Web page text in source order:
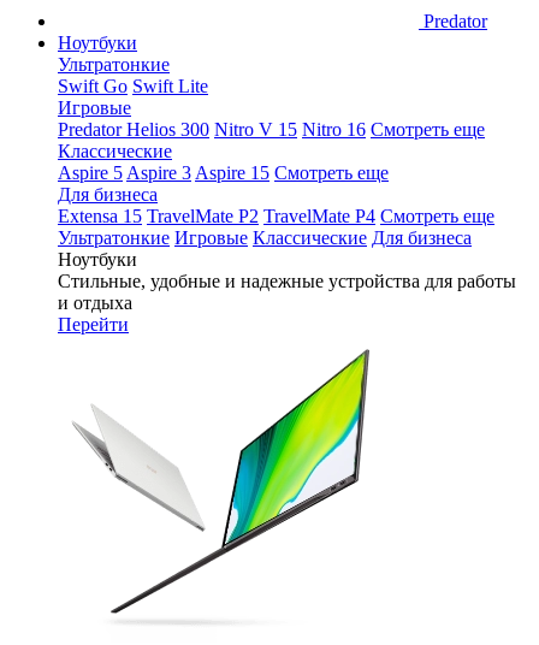
Predator
Ноутбуки
Ультратонкие
Swift Go Swift Lite
Игровые
Predator Helios 300 Nitro V 15 Nitro 16 Смотреть еще
Классические
Aspire 5 Aspire 3 Aspire 15 Смотреть еще
Для бизнеса
Extensa 15 TravelMate P2 TravelMate P4 Смотреть еще
Ультратонкие Игровые Классические Для бизнеса
Ноутбуки
Стильные, удобные и надежные устройства для работы
и отдыха
Перейти